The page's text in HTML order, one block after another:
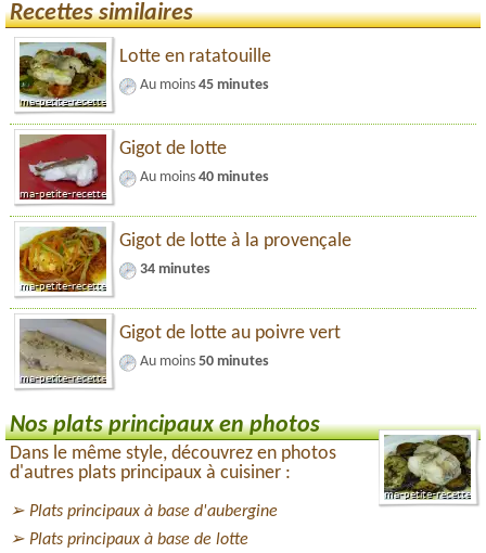
Recettes similaires
Lotte en ratatouille
Au moins 45 minutes
Gigot de lotte
Au moins 40 minutes
Gigot de lotte à la provençale
34 minutes
Gigot de lotte au poivre vert
Au moins 50 minutes
Nos plats principaux en photos
Dans le même style, découvrez en photos
d'autres plats principaux à cuisiner :
Plats principaux à base d'aubergine
Plats principaux à base de lotte